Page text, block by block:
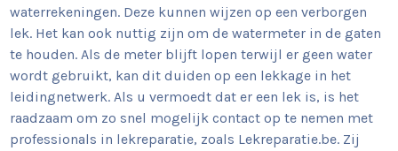
waterrekeningen. Deze kunnen wijzen op een verborgen
lek. Het kan ook nuttig zijn om de watermeter in de gaten
te houden. Als de meter blijft lopen terwijl er geen water
wordt gebruikt, kan dit duiden op een lekkage in het
leidingnetwerk. Als u vermoedt dat er een lek is, is het
raadzaam om zo snel mogelijk contact op te nemen met
professionals in lekreparatie, zoals Lekreparatie.be. Zij